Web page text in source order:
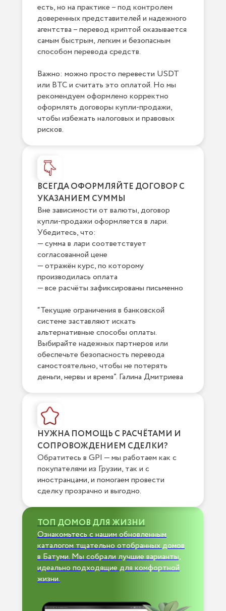
есть, но на практике – под контролем
доверенных представителей и надежного
агентства – перевод криптой оказывается
самым быстрым, легким и безопасным
способом перевода средств.
Важно: можно просто перевести USDT
или BTC и считать это оплатой. Но мы
рекомендуем оформлено корректно
оформлять договоры купли-продажи,
чтобы избежать налоговых и правовых
рисков.
ВСЕГДА ОФОРМЛЯЙТЕ ДОГОВОР С
УКАЗАНИЕМ СУММЫ
Вне зависимости от валюты, договор
купли-продажи оформляется в лари.
Убедитесь, что:
— сумма в лари соответствует
согласованной цене
— отражён курс, по которому
производилась оплата
— все расчёты зафиксированы письменно
“Текущие ограничения в банковской
системе заставляют искать
альтернативные способы оплаты.
Выбирайте надежных партнеров или
обеспечьте безопасность перевода
самостоятельно, чтобы не потерять
деньги, нервы и время”. Галина Дмитриева
НУЖНА ПОМОЩЬ С РАСЧЁТАМИ И
СОПРОВОЖДЕНИЕМ СДЕЛКИ?
Обратитесь в GPI — мы работаем как с
покупателями из Грузии, так и с
иностранцами, и помогаем провести
сделку прозрачно и выгодно.
ТОП ДОМОВ ДЛЯ ЖИЗНИ
Ознакомьтесь с нашим обновленным
каталогом тщательно отобранных домов
в Батуми. Мы собрали лучшие варианты,
идеально подходящие для комфортной
жизни.